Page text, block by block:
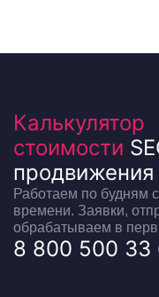
Калькулятор
стоимости
продвижения
Работаем по будням
времени. Заявки,
обрабатываем в
8 800 500 33